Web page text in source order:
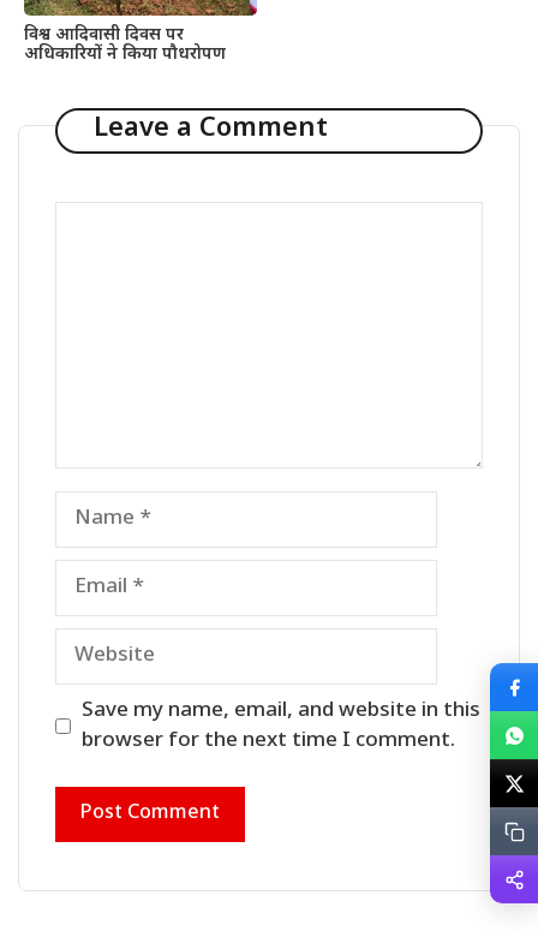
विश्व आदिवासी दिवस पर
अधिकारियों ने किया पौधरोपण
Leave a Comment
Name
Email
Website
Save my name, email, and website in this
browser for the next time I comment.